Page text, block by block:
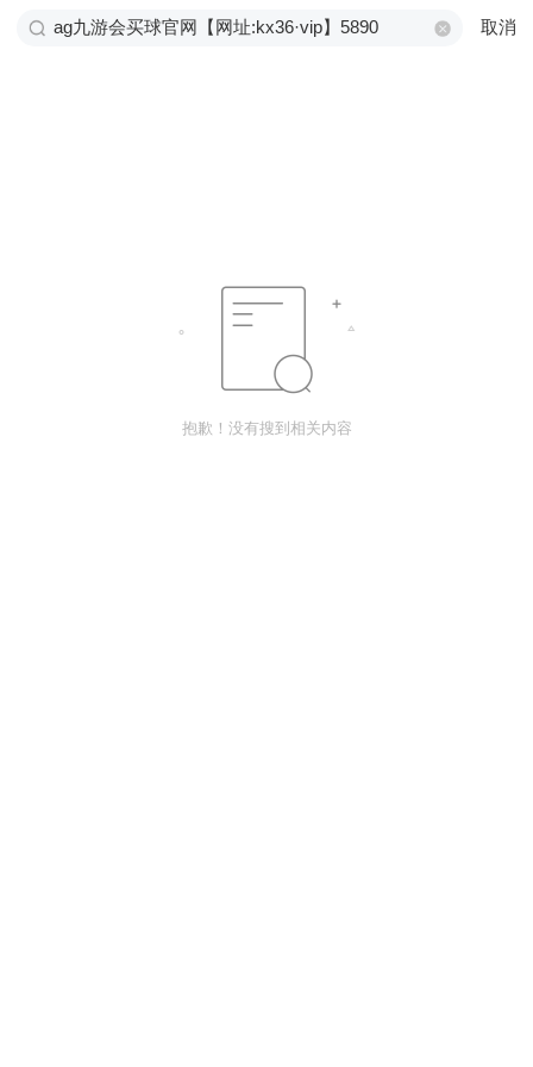
取消
抱歉！没有搜到相关内容